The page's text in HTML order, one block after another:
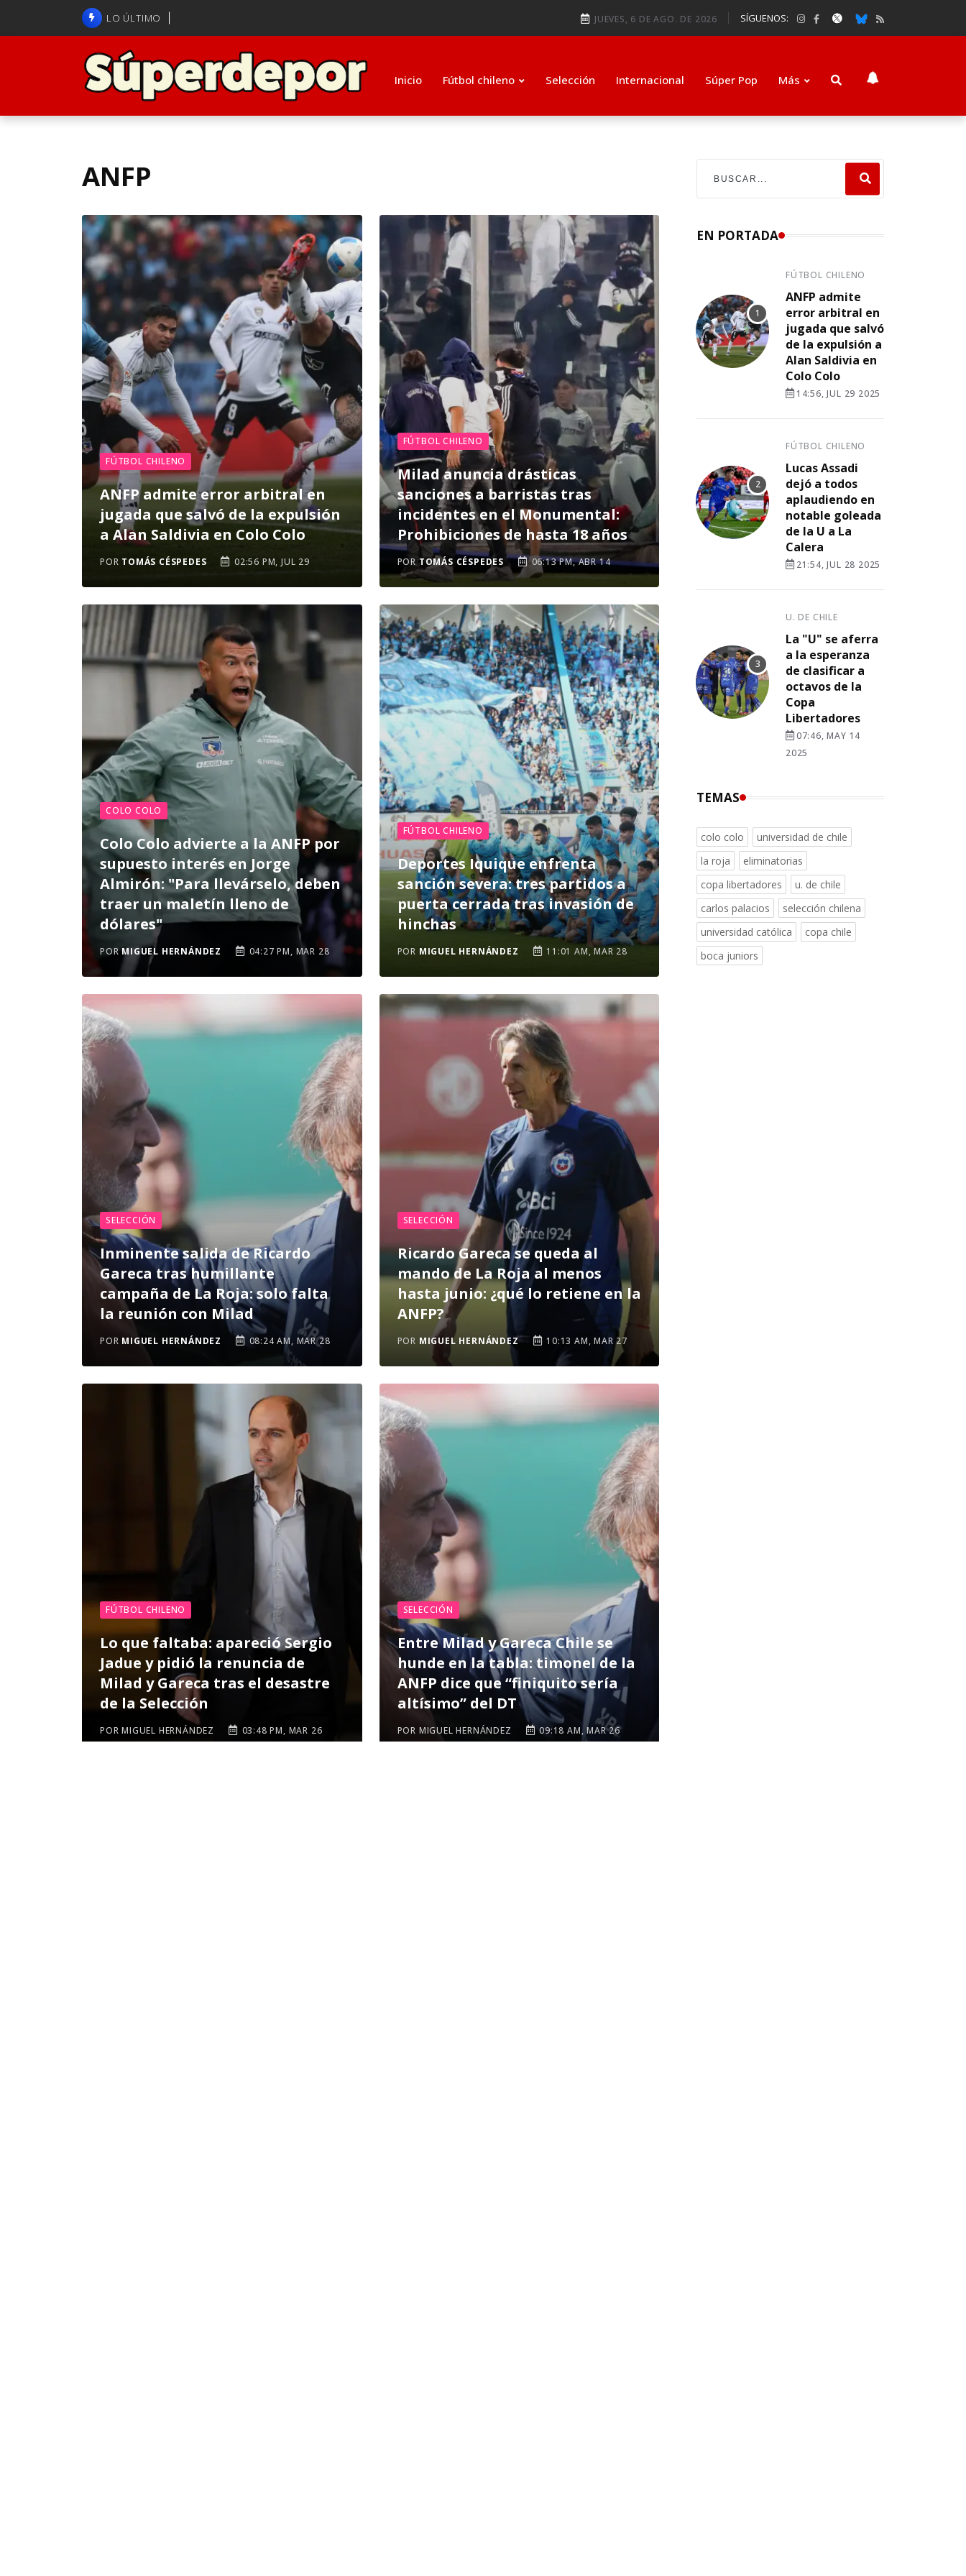
LO ÚLTIMO JUEVES, 6 DE AGO. DE 2026 SÍGUENOS:
Inicio Fútbol chileno Selección Internacional Súper Pop Más
ANFP
FÚTBOL CHILENO
ANFP admite error arbitral en
jugada que salvó de la expulsión
a Alan Saldivia en Colo Colo
POR TOMÁS CÉSPEDES 02:56 PM, JUL 29
FÚTBOL CHILENO
Milad anuncia drásticas
sanciones a barristas tras
incidentes en el Monumental:
Prohibiciones de hasta 18 años
PORTOMÁS CÉSPEDES 06:13 PM, ABR 14
COLO COLO
Colo Colo advierte a la ANFP por
supuesto interés en Jorge
Almirón: "Para llevárselo, deben
traer un maletín lleno de
dólares"
PORMIGUEL HERNÁNDEZ 04:27 PM, MAR 28
FÚTBOL CHILENO
Deportes Iquique enfrenta
sanción severa: tres partidos a
puerta cerrada tras invasión de
hinchas
POR MIGUEL HERNÁNDEZ 11:01 AM, MAR 28
SELECCIÓN
Inminente salida de Ricardo
Gareca tras humillante
campaña de La Roja: solo falta
la reunión con Milad
POR MIGUEL HERNÁNDEZ 08:24 AM, MAR 28
SELECCIÓN
Ricardo Gareca se queda al
mando de La Roja al menos
hasta junio: ¿qué lo retiene en la
ANFP?
POR MIGUEL HERNÁNDEZ 10:13 AM, MAR 27
FÚTBOL CHILENO
Lo que faltaba: apareció Sergio
Jadue y pidió la renuncia de
Milad y Gareca tras el desastre
de la Selección
POR MIGUEL HERNÁNDEZ 03:48 PM, MAR 26
SELECCIÓN
Entre Milad y Gareca Chile se
hunde en la tabla: timonel de la
ANFP dice que “finiquito sería
altísimo” del DT
POR MIGUEL HERNÁNDEZ 09:18 AM, MAR 26
EN PORTADA
FÚTBOL CHILENO
ANFP admite
error arbitral en
jugada que salvó
de la expulsión a
Alan Saldivia en
Colo Colo
14:56, JUL 29 2025
FÚTBOL CHILENO
Lucas Assadi
dejó a todos
aplaudiendo en
notable goleada
de la U a La
Calera
21:54, JUL 28 2025
U. DE CHILE
La "U" se aferra
a la esperanza
de clasificar a
octavos de la
Copa
Libertadores
07:46, MAY 14
2025
TEMAS
colo colo
universidad de chile
la roja
eliminatorias
copa libertadores
u. de chile
carlos palacios
selección chilena
universidad católica
copa chile
boca juniors